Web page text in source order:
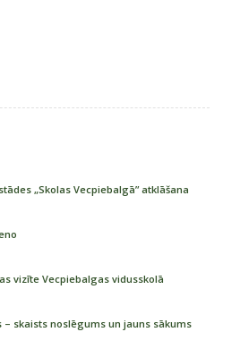
„Skolas Vecpiebalgā” atklāšana
vizīte Vecpiebalgas vidusskolā
– skaists noslēgums un jauns sākums